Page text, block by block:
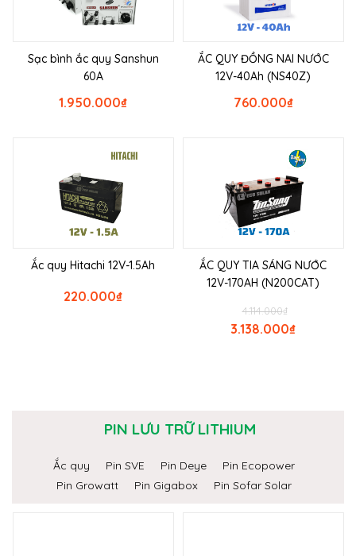
Sạc bình ắc quy Sanshun
60A
₫
1.950.000
ẮC QUY ĐỒNG NAI NƯỚC
12V-40Ah (NS40Z)
₫
760.000
Ắc quy Hitachi 12V-1.5Ah
₫
220.000
ẮC QUY TIA SÁNG NƯỚC
12V-170AH (N200CAT)
₫
4.114.000
₫
3.138.000
PIN LƯU TRỮ LITHIUM
Ắc quy Pin SVE Pin Deye
Pin Ecopower
Pin Growatt
Pin Gigabox Pin Sofar Solar